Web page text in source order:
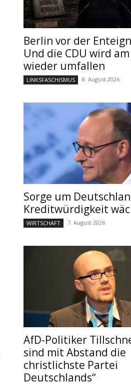
Berlin vor der
Und die CDU wird
wieder umfallen
LINKSFASCHISMUS 8. August 2026
Sorge um
Kreditwürdigkeit
WIRTSCHAFT 7. August 2026
AfD-Politiker
sind mit Abstand die
christlichste Partei
Deutschlands“